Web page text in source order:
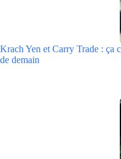
Krach Yen et Carry Trade : ça
de demain